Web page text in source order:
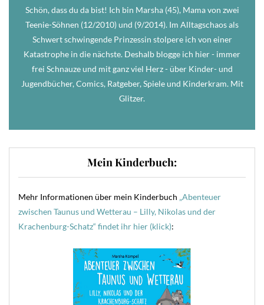
Schön, dass du da bist! Ich bin Marsha (45), Mama von zwei
Teenie-Söhnen (12/2010) und (9/2014). Im Alltagschaos als
Schwert schwingende Prinzessin stolpere ich von einer
Katastrophe in die nächste. Deshalb blogge ich hier - immer
frei Schnauze und mit ganz viel Herz - über Kinder- und
Jugendbücher, Comics, Ratgeber, Spiele und Kinderkram. Mit
Glitzer.
Mein Kinderbuch:
Mehr Informationen über mein Kinderbuch „Abenteuer
zwischen Taunus und Wetterau – Lilly, Nikolas und der
Krachenburg-Schatz“ findet ihr hier (klick):